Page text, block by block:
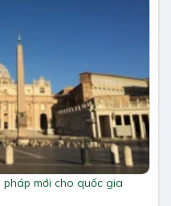
mới cho quốc gia